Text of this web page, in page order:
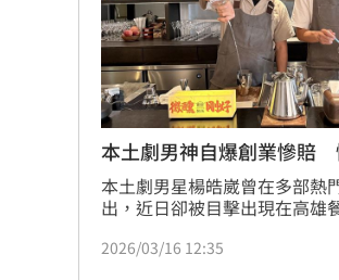
本土劇男神自爆創業慘賠
本土劇男星楊皓崴曾在多部熱
出，近日卻被目擊出現在高雄
酒館，不但「重操舊業」當洗
2026/03/16 12:35